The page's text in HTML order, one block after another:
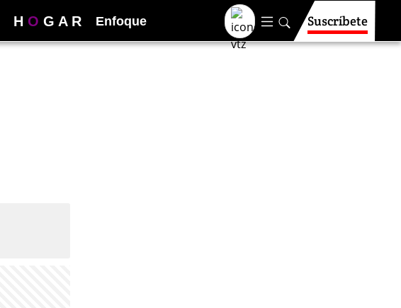
H O G A R Enfoque Suscríbete